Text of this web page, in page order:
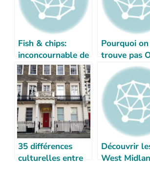
Fish & chips:
inconcournable de
la cuisine
britannique
Pourquoi
trouve pas
en
35 différences
culturelles entre
Découvrir
West